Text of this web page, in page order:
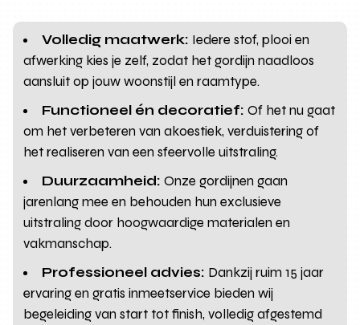
Volledig maatwerk: Iedere stof, plooi en
afwerking kies je zelf, zodat het gordijn naadloos
aansluit op jouw woonstijl en raamtype.
Functioneel én decoratief: Of het nu gaat
om het verbeteren van akoestiek, verduistering of
het realiseren van een sfeervolle uitstraling.
Duurzaamheid: Onze gordijnen gaan
jarenlang mee en behouden hun exclusieve
uitstraling door hoogwaardige materialen en
vakmanschap.
Professioneel advies: Dankzij ruim 15 jaar
ervaring en gratis inmeetservice bieden wij
begeleiding van start tot finish, volledig afgestemd